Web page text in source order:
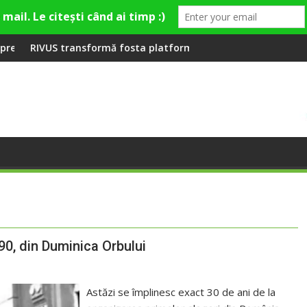
la Fashion Village
fosta platformă Carbochim într-un nou centru cultural și
din Duminica Orbului
Astăzi se împlinesc exact 30 de ani de la